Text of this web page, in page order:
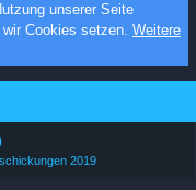
unserer Seite
Cookies setzen. Weitere
2019